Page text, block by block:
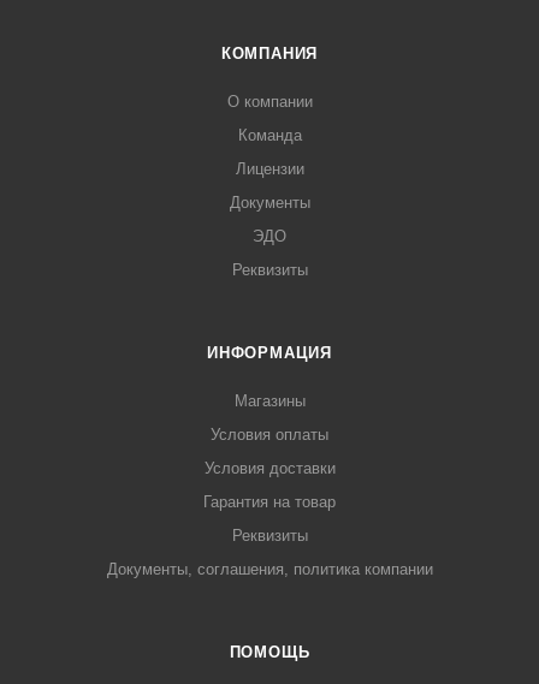
КОМПАНИЯ
О компании
Команда
Лицензии
Документы
ЭДО
Реквизиты
ИНФОРМАЦИЯ
Магазины
Условия оплаты
Условия доставки
Гарантия на товар
Реквизиты
Документы, соглашения, политика компании
ПОМОЩЬ